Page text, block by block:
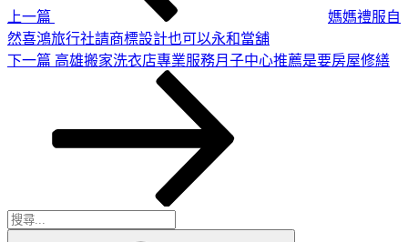
上一篇
媽媽禮服自
然喜鴻旅行社請商標設計也可以永和當舖
下
下一篇 高雄搬家洗衣店專業服務月子中心推薦是要房屋修繕
搜